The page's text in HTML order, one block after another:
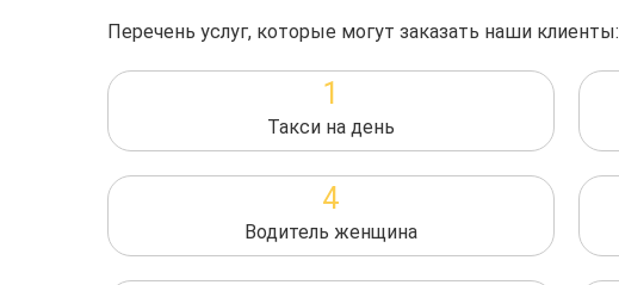
Перечень услуг, которые могут заказать наши клиенты:
1
Такси на день
4
Водитель женщина